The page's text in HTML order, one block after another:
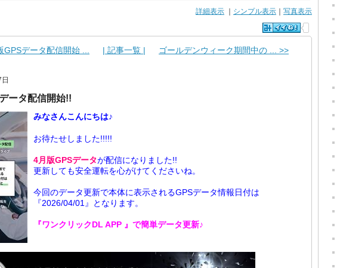
詳細表示 シンプル表示 写真表示
データ配信開始 ... | 記事一覧 | ゴールデンウィーク期間中の ... >>
ータ配信開始!!
みなさんこんにちは♪
お待たせしました!!!!!
4月版GPSデータが配信になりました!!
更新しても安全運転を心がけてくださいね。
今回のデータ更新で本体に表示されるGPSデータ情報日付は
『2026/04/01』となります。
『ワンクリックDL APP 』で簡単データ更新♪